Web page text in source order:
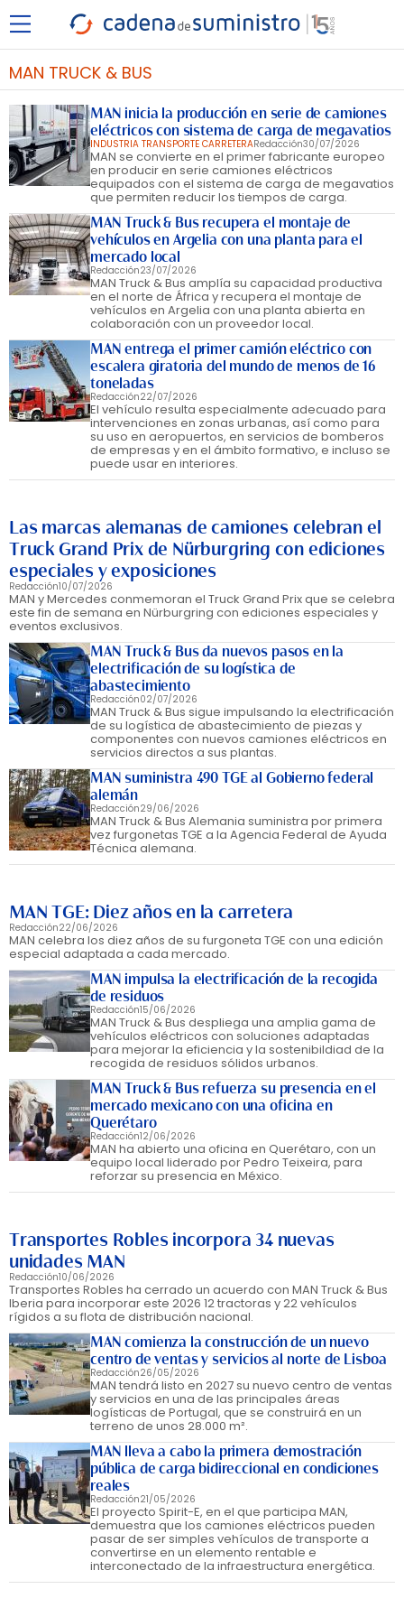
MAN TRUCK & BUS
MAN inicia la producción en serie de camiones
eléctricos con sistema de carga de megavatios
INDUSTRIA TRANSPORTE CARRETERARedacción30/07/2026
MAN se convierte en el primer fabricante europeo
en producir en serie camiones eléctricos
equipados con el sistema de carga de megavatios
que permiten reducir los tiempos de carga.
MAN Truck & Bus recupera el montaje de
vehículos en Argelia con una planta para el
mercado local
Redacción23/07/2026
MAN Truck & Bus amplía su capacidad productiva
en el norte de África y recupera el montaje de
vehículos en Argelia con una planta abierta en
colaboración con un proveedor local.
MAN entrega el primer camión eléctrico con
escalera giratoria del mundo de menos de 16
toneladas
Redacción22/07/2026
El vehículo resulta especialmente adecuado para
intervenciones en zonas urbanas, así como para
su uso en aeropuertos, en servicios de bomberos
de empresas y en el ámbito formativo, e incluso se
puede usar en interiores.
Las marcas alemanas de camiones celebran el
Truck Grand Prix de Nürburgring con ediciones
especiales y exposiciones
Redacción10/07/2026
MAN y Mercedes conmemoran el Truck Grand Prix que se celebra
este fin de semana en Nürburgring con ediciones especiales y
eventos exclusivos.
MAN Truck & Bus da nuevos pasos en la
electrificación de su logística de
abastecimiento
Redacción02/07/2026
MAN Truck & Bus sigue impulsando la electrificación
de su logística de abastecimiento de piezas y
componentes con nuevos camiones eléctricos en
servicios directos a sus plantas.
MAN suministra 490 TGE al Gobierno federal
alemán
Redacción29/06/2026
MAN Truck & Bus Alemania suministra por primera
vez furgonetas TGE a la Agencia Federal de Ayuda
Técnica alemana.
MAN TGE: Diez años en la carretera
Redacción22/06/2026
MAN celebra los diez años de su furgoneta TGE con una edición
especial adaptada a cada mercado.
MAN impulsa la electrificación de la recogida
de residuos
Redacción15/06/2026
MAN Truck & Bus despliega una amplia gama de
vehículos eléctricos con soluciones adaptadas
para mejorar la eficiencia y la sostenibildiad de la
recogida de residuos sólidos urbanos.
MAN Truck & Bus refuerza su presencia en el
mercado mexicano con una oficina en
Querétaro
Redacción12/06/2026
MAN ha abierto una oficina en Querétaro, con un
equipo local liderado por Pedro Teixeira, para
reforzar su presencia en México.
Transportes Robles incorpora 34 nuevas
unidades MAN
Redacción10/06/2026
Transportes Robles ha cerrado un acuerdo con MAN Truck & Bus
Iberia para incorporar este 2026 12 tractoras y 22 vehículos
rígidos a su flota de distribución nacional.
MAN comienza la construcción de un nuevo
centro de ventas y servicios al norte de Lisboa
Redacción26/05/2026
MAN tendrá listo en 2027 su nuevo centro de ventas
y servicios en una de las principales áreas
logísticas de Portugal, que se construirá en un
terreno de unos 28.000 m².
MAN lleva a cabo la primera demostración
pública de carga bidireccional en condiciones
reales
Redacción21/05/2026
El proyecto Spirit-E, en el que participa MAN,
demuestra que los camiones eléctricos pueden
pasar de ser simples vehículos de transporte a
convertirse en un elemento rentable e
interconectado de la infraestructura energética.